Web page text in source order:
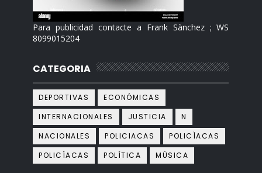
Para publicidad contacte a Frank Sànchez ; WS
8099015204
CATEGORIA
DEPORTIVAS
ECONÓMICAS
INTERNACIONALES
JUSTICIA
N
NACIONALES
POLICIACAS
POLICÌACAS
POLICÍACAS
POLÍTICA MÙSICA